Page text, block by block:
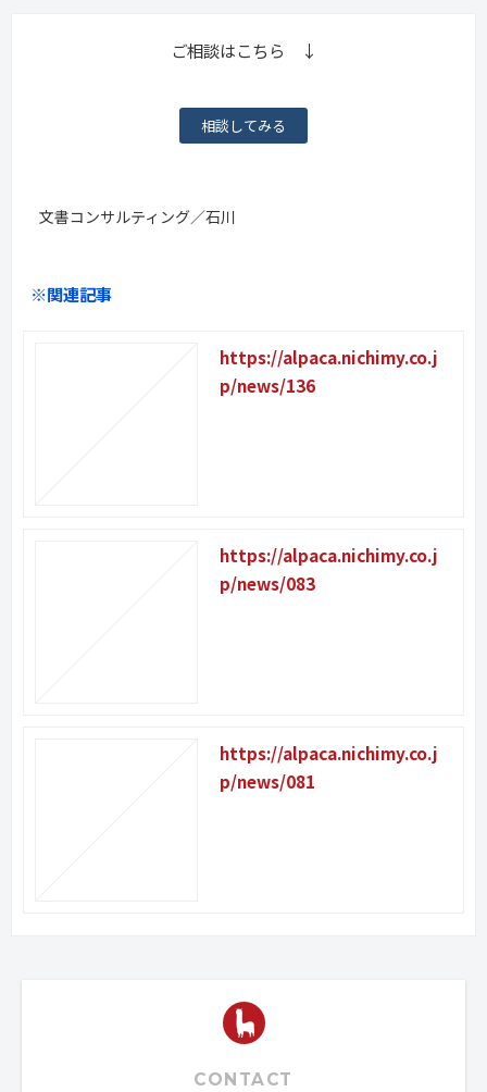
ご相談はこちら ↓
相談してみる
文書コンサルティング／石川
※関連記事
https://alpaca.nichimy.co.j
p/news/136
https://alpaca.nichimy.co.j
p/news/083
https://alpaca.nichimy.co.j
p/news/081
CONTACT